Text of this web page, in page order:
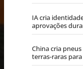
IA cria
aprovações
China cria
terras-raras